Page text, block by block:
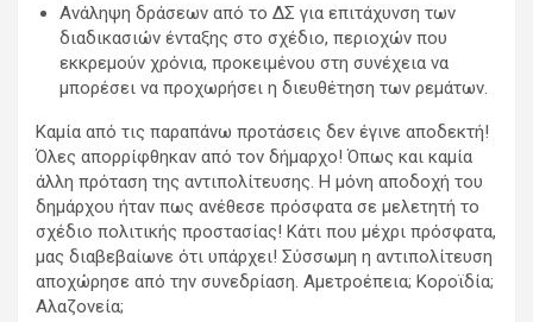
Ανάληψη δράσεων από το ΔΣ για επιτάχυνση των
διαδικασιών ένταξης στο σχέδιο, περιοχών που
εκκρεμούν χρόνια, προκειμένου στη συνέχεια να
μπορέσει να προχωρήσει η διευθέτηση των ρεμάτων.
Καμία από τις παραπάνω προτάσεις δεν έγινε αποδεκτή!
Όλες απορρίφθηκαν από τον δήμαρχο! Όπως και καμία
άλλη πρόταση της αντιπολίτευσης. Η μόνη αποδοχή του
δημάρχου ήταν πως ανέθεσε πρόσφατα σε μελετητή το
σχέδιο πολιτικής προστασίας! Κάτι που μέχρι πρόσφατα,
μας διαβεβαίωνε ότι υπάρχει! Σύσσωμη η αντιπολίτευση
αποχώρησε από την συνεδρίαση. Αμετροέπεια; Κοροϊδία;
Αλαζονεία;